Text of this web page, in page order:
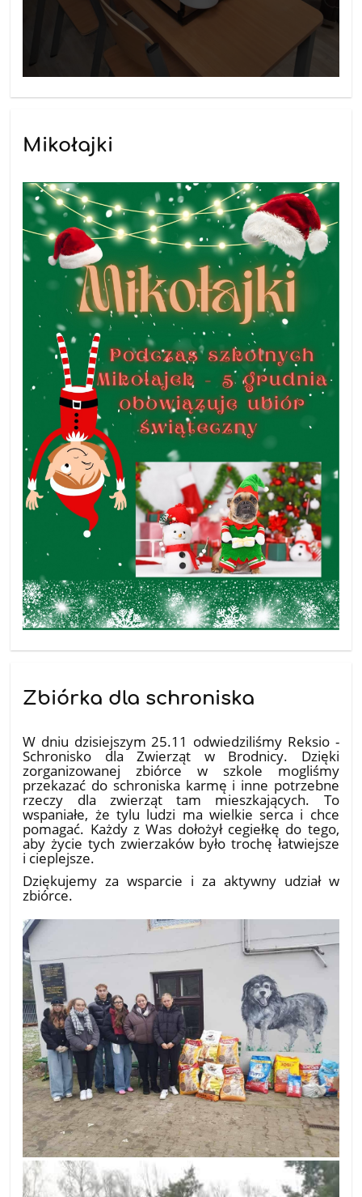
Mikołajki
Zbiórka dla schroniska
W dniu dzisiejszym 25.11 odwiedziliśmy Reksio -
Schronisko dla Zwierząt w Brodnicy. Dzięki
zorganizowanej zbiórce w szkole mogliśmy
przekazać do schroniska karmę i inne potrzebne
rzeczy dla zwierząt tam mieszkających. To
wspaniałe, że tylu ludzi ma wielkie serca i chce
pomagać. Każdy z Was dołożył cegiełkę do tego,
aby życie tych zwierzaków było trochę łatwiejsze
i cieplejsze.
Dziękujemy za wsparcie i za aktywny udział w
zbiórce.